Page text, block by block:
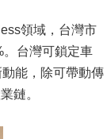
領域，台灣市
台灣可鎖定車
能，除可帶動傳
鏈。